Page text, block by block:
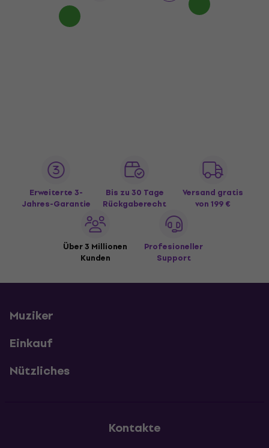
Erweiterte 3-
Jahres-Garantie
Bis zu 30 Tage
Rückgaberecht
Versand gratis
von 199 €
Über 3 Millionen
Kunden
Profesioneller
Support
Muziker
Einkauf
Nützliches
Kontakte